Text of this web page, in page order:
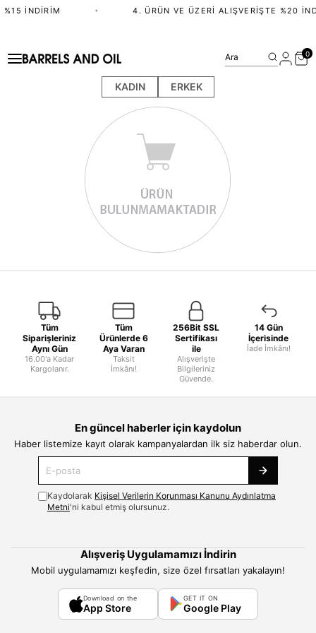
İNDIRIM • 4. ÜRÜN VE ÜZERI ALIŞVERIŞTE %20
KADIN ERKEK
Ara 0
Tüm
Siparişleriniz
Aynı Gün
16.00'a Kadar
Kargolanır.
Tüm
Ürünlerde 6
Aya Varan
Taksit
İmkânı!
256Bit SSL
Sertifikası
ile
Alışverişte
Bilgileriniz
Güvende.
14 Gün
İçerisinde
İade İmkânı!
En güncel haberler için kaydolun
Haber listemize kayıt olarak kampanyalardan ilk siz haberdar olun.
Kaydolarak Kişisel Verilerin Korunması Kanunu Aydınlatma
Metni'ni kabul etmiş olursunuz.
Alışveriş Uygulamamızı İndirin
Mobil uygulamamızı keşfedin, size özel fırsatları yakalayın!
Download on the
App Store
GET IT ON
Google Play